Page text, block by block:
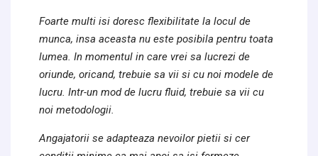
Foarte multi isi doresc flexibilitate la locul de
munca, insa aceasta nu este posibila pentru toata
lumea. In momentul in care vrei sa lucrezi de
oriunde, oricand, trebuie sa vii si cu noi modele de
lucru. Intr-un mod de lucru fluid, trebuie sa vii cu
noi metodologii.
Angajatorii se adapteaza nevoilor pietii si cer